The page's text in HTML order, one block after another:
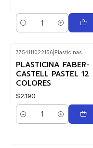
Cantidad
7754111022156 Plasticinas
PLASTICINA FABER-
CASTELL PASTEL 12
COLORES
$2.190
Cantidad